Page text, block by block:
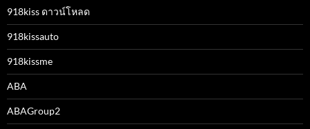
918kiss ดาวน์โหลด
918kissauto
918kissme
ABA
ABAGroup2